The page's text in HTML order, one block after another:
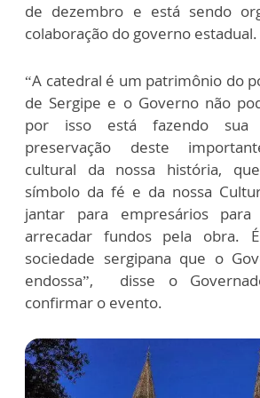
de dezembro e está sendo
colaboração do governo estadual.
“A catedral é um patrimônio do
de Sergipe e o Governo não
por isso está fazendo
preservação deste
cultural da nossa história,
símbolo da fé e da nossa
jantar para empresários para
arrecadar fundos pela obra.
sociedade sergipana que o
endossa”, disse o
confirmar o evento.